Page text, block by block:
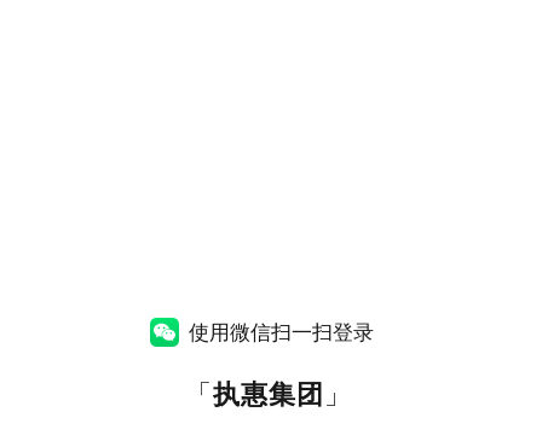
使用微信扫一扫登录
「执惠集团 」